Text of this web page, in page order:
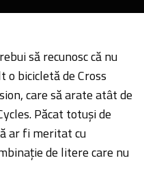
să recunosc că nu
o bicicletă de Cross
care să arate atât de
Păcat totuși de
ar fi meritat cu
de litere care nu